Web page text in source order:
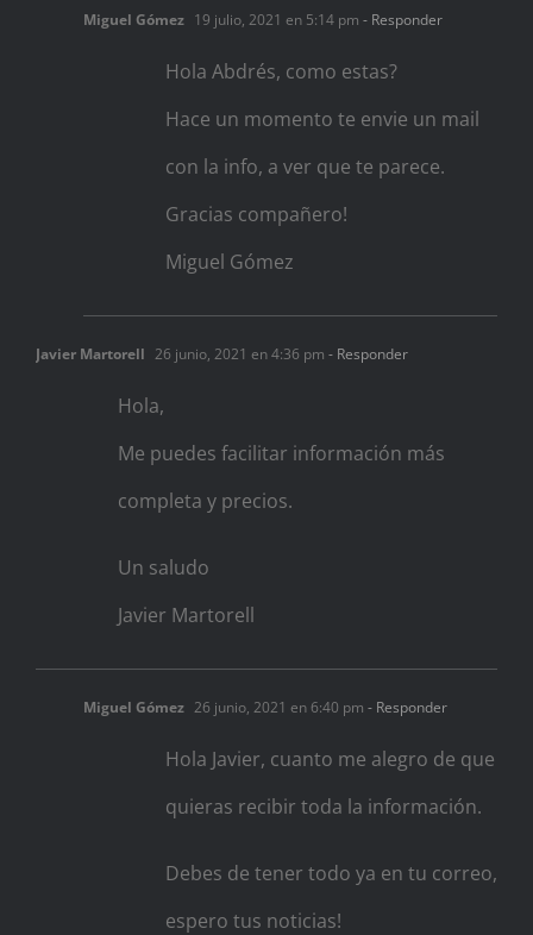
Miguel Gómez 19 julio, 2021 en 5:14 pm - Responder
Hola Abdrés, como estas?
Hace un momento te envie un mail
con la info, a ver que te parece.
Gracias compañero!
Miguel Gómez
Javier Martorell 26 junio, 2021 en 4:36 pm - Responder
Hola,
Me puedes facilitar información más
completa y precios.
Un saludo
Javier Martorell
Miguel Gómez 26 junio, 2021 en 6:40 pm - Responder
Hola Javier, cuanto me alegro de que
quieras recibir toda la información.
Debes de tener todo ya en tu correo,
espero tus noticias!